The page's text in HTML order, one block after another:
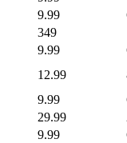
9.99
349
9.99
12.99
9.99
29.99
9.99